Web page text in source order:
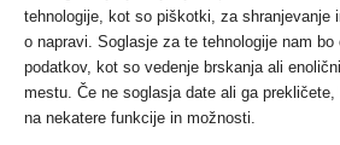
tehnologije, kot so piškotki, za shranjevanje
o napravi. Soglasje za te tehnologije nam bo
podatkov, kot so vedenje brskanja ali
mestu. Če ne soglasja date ali ga
na nekatere funkcije in možnosti.
svetu pa vedno bolj...
Dogodki 12. maja, 2017
Tožilstvo v Celovcu v
Verbund